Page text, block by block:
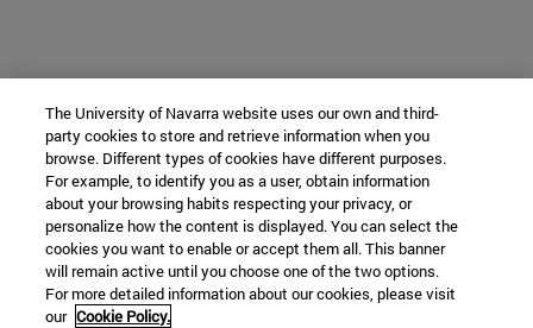
The University of Navarra website uses our own and third-
party cookies to store and retrieve information when you
browse. Different types of cookies have different purposes.
For example, to identify you as a user, obtain information
about your browsing habits respecting your privacy, or
personalize how the content is displayed. You can select the
cookies you want to enable or accept them all. This banner
will remain active until you choose one of the two options.
For more detailed information about our cookies, please visit
our Cookie Policy.